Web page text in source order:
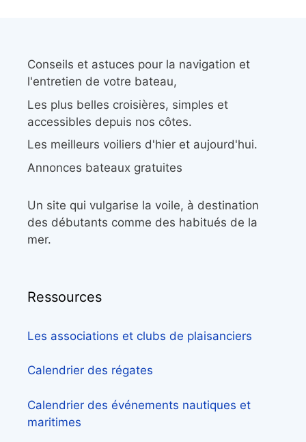
Conseils et astuces pour la navigation et
l'entretien de votre bateau,
Les plus belles croisières, simples et
accessibles depuis nos côtes.
Les meilleurs voiliers d'hier et aujourd'hui.
Annonces bateaux gratuites
Un site qui vulgarise la voile, à destination
des débutants comme des habitués de la
mer.
Ressources
Les associations et clubs de plaisanciers
Calendrier des régates
Calendrier des événements nautiques et
maritimes